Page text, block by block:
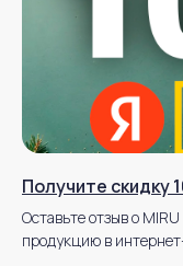
Получите скидку
Оставьте отзыв о
продукцию в